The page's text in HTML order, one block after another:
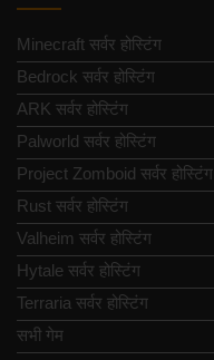
Minecraft सर्वर होस्टिंग
Bedrock सर्वर होस्टिंग
ARK सर्वर होस्टिंग
Palworld सर्वर होस्टिंग
Project Zomboid सर्वर होस्टिंग
Rust सर्वर होस्टिंग
Valheim सर्वर होस्टिंग
Hytale सर्वर होस्टिंग
Terraria सर्वर होस्टिंग
सभी गेम